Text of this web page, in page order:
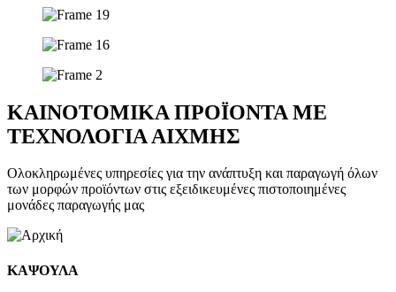
ΚΑΙΝΟΤΟΜΙΚΑ ΠΡΟΪΟΝΤΑ ΜΕ
ΤΕΧΝΟΛΟΓΙΑ ΑΙΧΜΗΣ
Ολοκληρωμένες υπηρεσίες για την ανάπτυξη και παραγωγή όλων
των μορφών προϊόντων στις εξειδικευμένες πιστοποιημένες
μονάδες παραγωγής μας
ΚΑΨΟΥΛΑ